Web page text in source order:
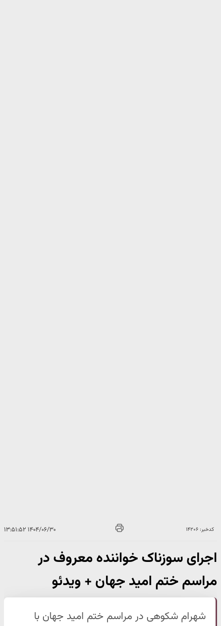
کدخبر: ۱۴۲۰۶ ۱۴۰۴/۰۶/۳۰ ۱۳:۵۱:۵۲
اجرای سوزناک خواننده معروف در
مراسم ختم امید جهان + ویدئو
شهرام شکوهی در مراسم ختم امید جهان با